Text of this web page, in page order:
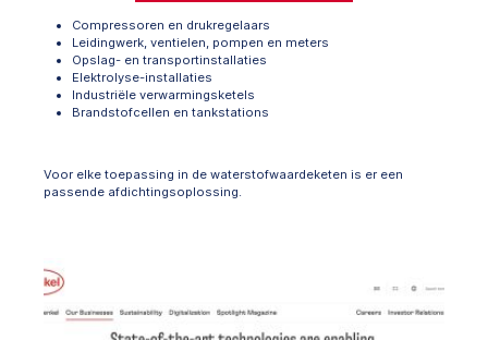
Compressoren en drukregelaars
Leidingwerk, ventielen, pompen en meters
Opslag- en transportinstallaties
Elektrolyse-installaties
Industriële verwarmingsketels
Brandstofcellen en tankstations
Voor elke toepassing in de waterstofwaardeketen is er een
passende afdichtingsoplossing.